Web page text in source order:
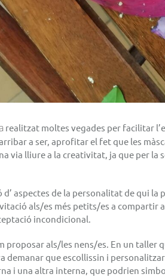
realitzat moltes vegades per facilitar
a ser, aprofitar el fet que les
via lliure a la creativitat, ja que per la
d’ aspectes de la personalitat de qui la
als/es més petits/es a compartir
incondicional.
proposar als/les nens/es. En un taller
demanar que escollissin i
i una altra interna, que podrien